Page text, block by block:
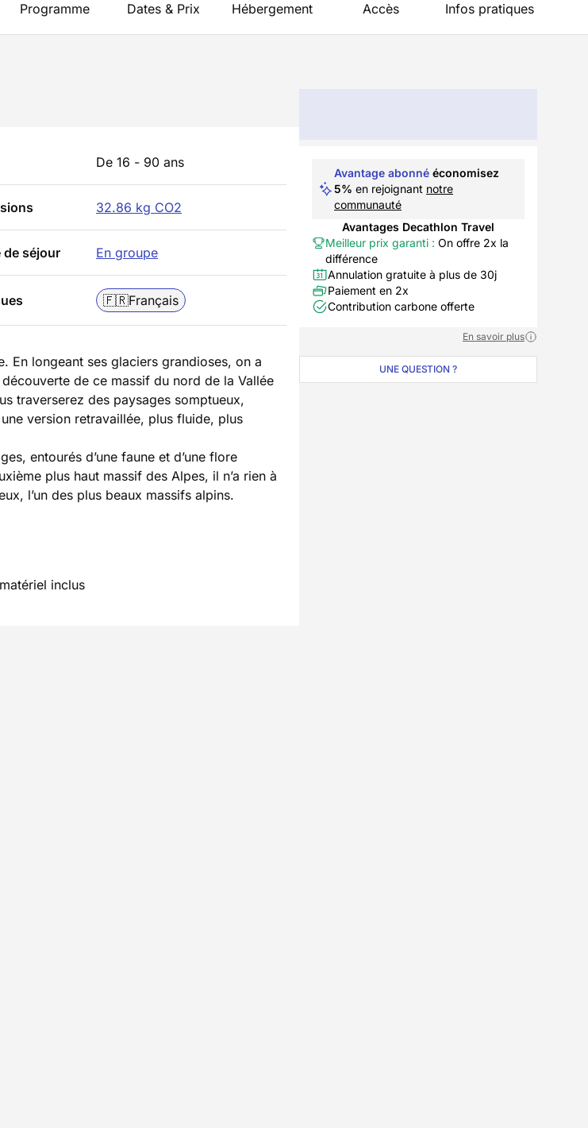
Programme Dates & Prix Hébergement Accès Infos pratiques
De 16 - 90 ans
32.86 kg CO2
de séjour En groupe
🇫🇷Français
En longeant ses glaciers grandioses, on a
de ce massif du nord de la Vallée
traverserez des paysages somptueux,
version retravaillée, plus fluide, plus
entourés d’une faune et d’une flore
plus haut massif des Alpes, il n’a rien à
l’un des plus beaux massifs alpins.
inclus
Avantage abonné économisez
5% en rejoignant notre
communauté
Avantages Decathlon Travel
Meilleur prix garanti : On offre 2x la
différence
Annulation gratuite à plus de 30j
Paiement en 2x
Contribution carbone offerte
En savoir plus
UNE QUESTION ?